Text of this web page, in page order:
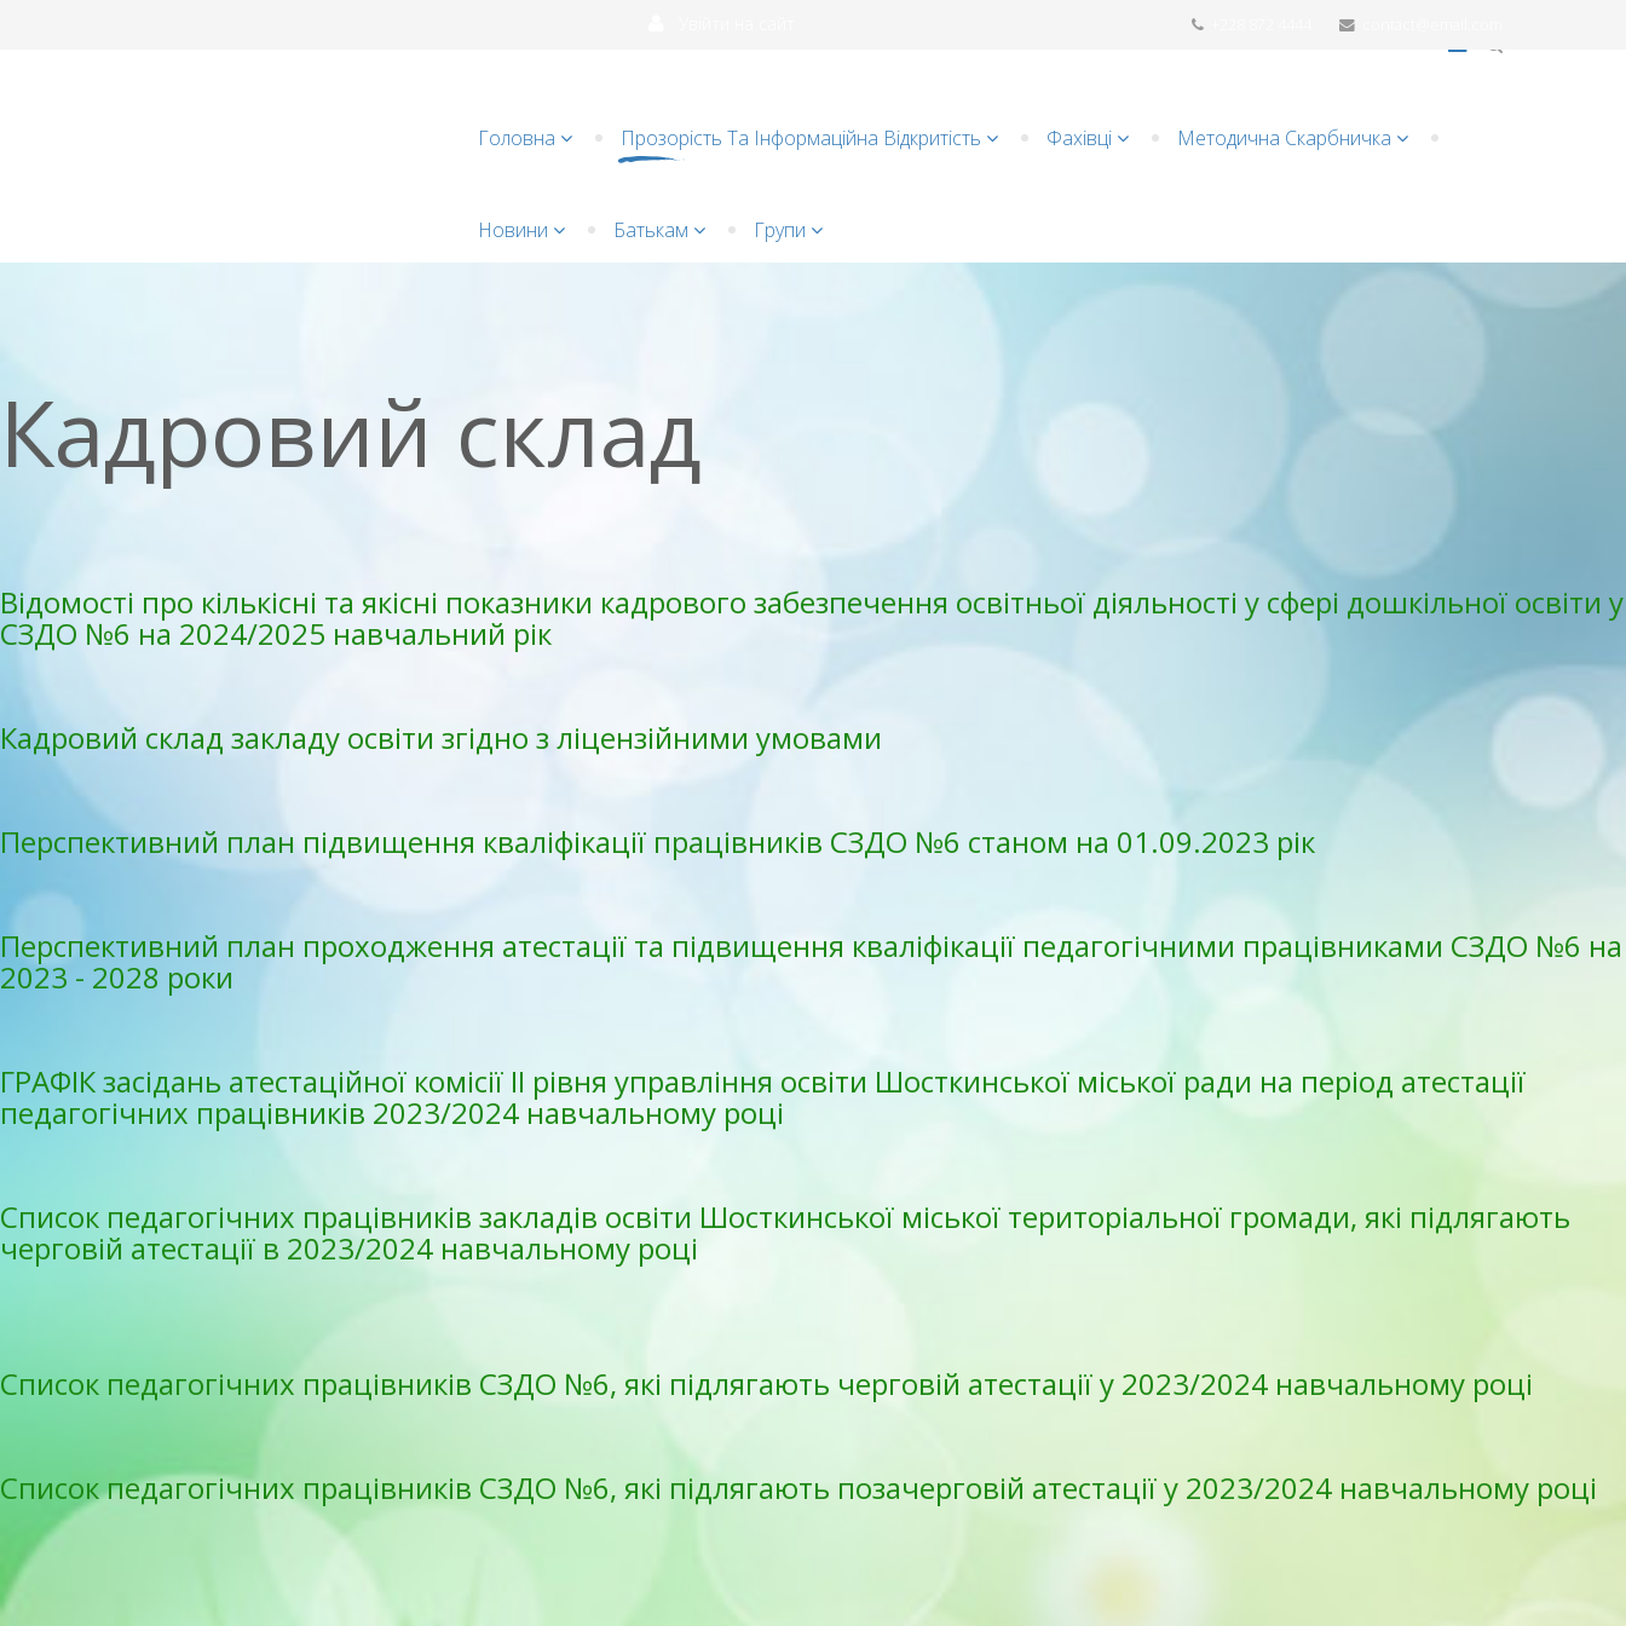
Головна Прозорість Та Інформаційна Відкритість Фахівці Методична Cкарбничка
Новини Батькам Групи
Кадровий склад
Відомості про кількісні та якісні показники кадрового забезпечення освітньої діяльності у сфері дошкільної освіти у
СЗДО №6 на 2024/2025 навчальний рік
Кадровий склад закладу освіти згідно з ліцензійними умовами
Перспективний план підвищення кваліфікації працівників СЗДО №6 станом на 01.09.2023 рік
Перспективний план проходження атестації та підвищення кваліфікації педагогічними працівниками СЗДО №6 на
2023 - 2028 роки
ГРАФІК засідань атестаційної комісії ІІ рівня управління освіти Шосткинської міської ради на період атестації
педагогічних працівників 2023/2024 навчальному році
Список педагогічних працівників закладів освіти Шосткинської міської територіальної громади, які підлягають
черговій атестації в 2023/2024 навчальному році
Список педагогічних працівників СЗДО №6, які підлягають черговій атестації у 2023/2024 навчальному році
Список педагогічних працівників СЗДО №6, які підлягають позачерговій атестації у 2023/2024 навчальному році